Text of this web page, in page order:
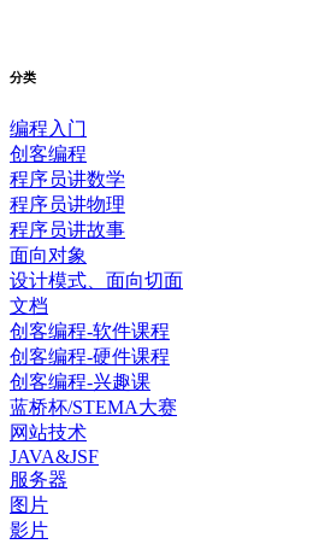
分类
编程入门
创客编程
程序员讲数学
程序员讲物理
程序员讲故事
面向对象
设计模式、面向切面
文档
创客编程-软件课程
创客编程-硬件课程
创客编程-兴趣课
蓝桥杯/STEMA大赛
网站技术
JAVA&JSF
服务器
图片
影片